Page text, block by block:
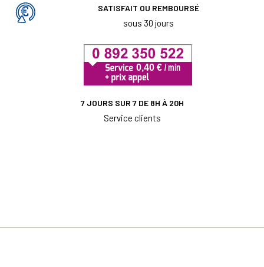
SATISFAIT OU REMBOURSÉ
sous 30 jours
7 JOURS SUR 7 DE 8H À 20H
Service clients